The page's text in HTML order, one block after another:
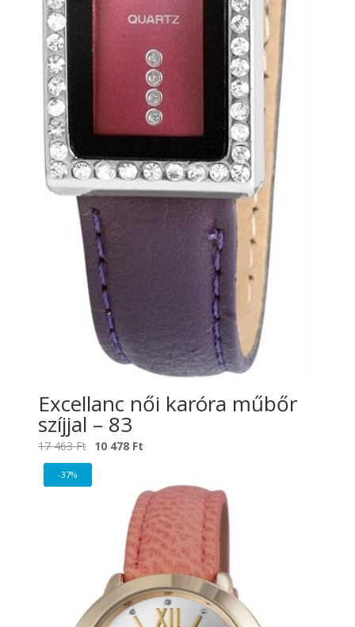
Excellanc női karóra műbőr
szíjjal – 83
17 463Ft Original
price
was:
10 478 Ft
10
478 Ft.
-37%